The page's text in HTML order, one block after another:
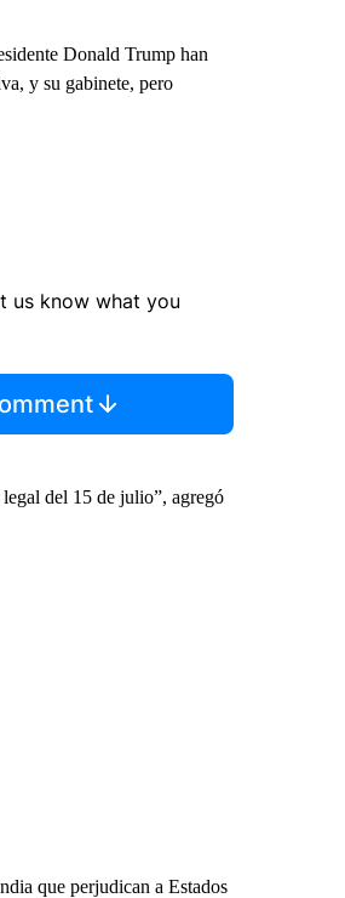
Donald Trump han
y su gabinete, pero
us know what you
del 15 de julio”, agregó
que perjudican a Estados